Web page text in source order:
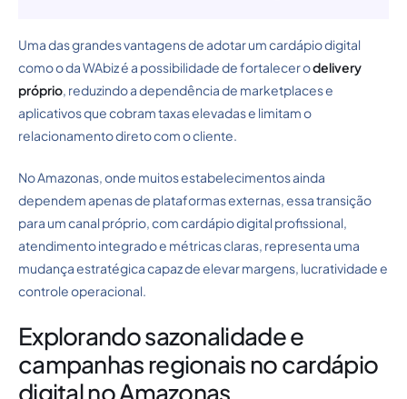
Uma das grandes vantagens de adotar um cardápio digital
como o da WAbiz é a possibilidade de fortalecer odelivery
próprio, reduzindo a dependência de marketplaces e
aplicativos que cobram taxas elevadas e limitam o
relacionamento direto com o cliente.
No Amazonas, onde muitos estabelecimentos ainda
dependem apenas de plataformas externas, essa transição
para um canal próprio, com cardápio digital profissional,
atendimento integrado e métricas claras, representa uma
mudança estratégica capaz de elevar margens, lucratividade e
controle operacional.
Explorando sazonalidade e
campanhas regionais no cardápio
digital no Amazonas